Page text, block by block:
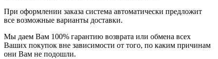
При оформлении заказа система автоматически предложит
все возможные варианты доставки.
Мы даем Вам 100% гарантию возврата или обмена всех
Ваших покупок вне зависимости от того, по каким причинам
они Вам не подошли.